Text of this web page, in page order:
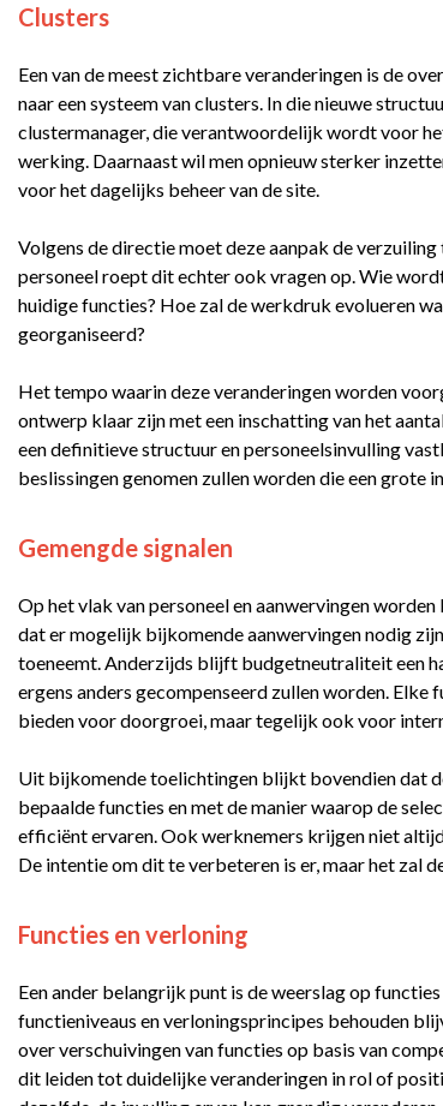
Clusters
Een van de meest zichtbare veranderingen is de
naar een systeem van clusters. In die nieuwe
clustermanager, die verantwoordelijk wordt voor
werking. Daarnaast wil men opnieuw sterker
voor het dagelijks beheer van de site.
Volgens de directie moet deze aanpak de
personeel roept dit echter ook vragen op. Wie
huidige functies? Hoe zal de werkdruk evolueren
georganiseerd?
Het tempo waarin deze veranderingen worden
ontwerp klaar zijn met een inschatting van het
een definitieve structuur en personeelsinvulling
beslissingen genomen zullen worden die een grote
Gemengde signalen
Op het vlak van personeel en aanwervingen
dat er mogelijk bijkomende aanwervingen nodig
toeneemt. Anderzijds blijft budgetneutraliteit een
ergens anders gecompenseerd zullen worden.
bieden voor doorgroei, maar tegelijk ook voor
Uit bijkomende toelichtingen blijkt bovendien dat
bepaalde functies en met de manier waarop de
efficiënt ervaren. Ook werknemers krijgen niet
De intentie om dit te verbeteren is er, maar het zal
Functies en verloning
Een ander belangrijk punt is de weerslag op
functieniveaus en verloningsprincipes behouden
over verschuivingen van functies op basis van
dit leiden tot duidelijke veranderingen in rol of